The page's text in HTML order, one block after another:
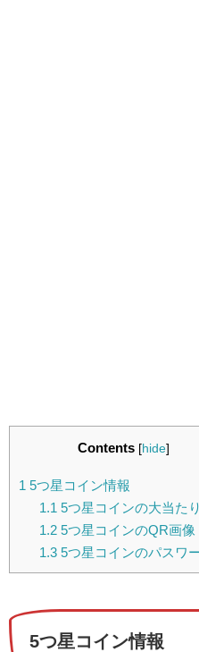
Contents [hide]
1 5つ星コイン情報
1.1 5つ星コインの大当た
1.25つ星コインのQR画像
1.35つ星コインのパスワ
5つ星コイン情報